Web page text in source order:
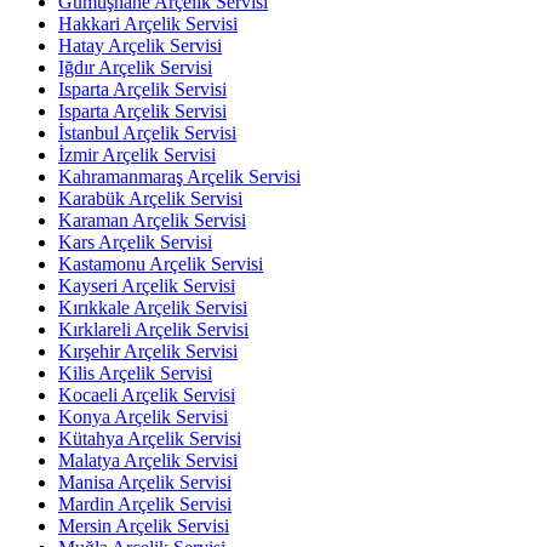
Hakkari Arçelik Servisi
Hatay Arçelik Servisi
Iğdır Arçelik Servisi
Isparta Arçelik Servisi
Isparta Arçelik Servisi
İstanbul Arçelik Servisi
İzmir Arçelik Servisi
Kahramanmaraş Arçelik Servisi
Karabük Arçelik Servisi
Karaman Arçelik Servisi
Kars Arçelik Servisi
Kastamonu Arçelik Servisi
Kayseri Arçelik Servisi
Kırıkkale Arçelik Servisi
Kırklareli Arçelik Servisi
Kırşehir Arçelik Servisi
Kilis Arçelik Servisi
Kocaeli Arçelik Servisi
Konya Arçelik Servisi
Kütahya Arçelik Servisi
Malatya Arçelik Servisi
Manisa Arçelik Servisi
Mardin Arçelik Servisi
Mersin Arçelik Servisi